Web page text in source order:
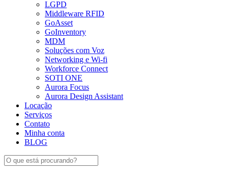
LGPD
Middleware RFID
GoAsset
GoInventory
MDM
Soluções com Voz
Networking e Wi-fi
Workforce Connect
SOTI ONE
Aurora Focus
Aurora Design Assistant
Locação
Serviços
Contato
Minha conta
BLOG